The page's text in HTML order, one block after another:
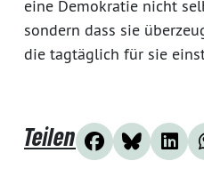
eine Demokratie nicht
sondern dass sie
die tagtäglich für sie
Teilen